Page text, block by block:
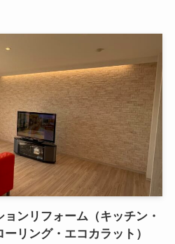
ョンリフォーム（キッチン・
リング・エコカラット）